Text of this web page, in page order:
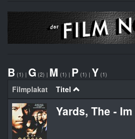
B (1) | G (2) | M (1) | P (1) | Y (1)
Filmplakat Titel
Yards, The -